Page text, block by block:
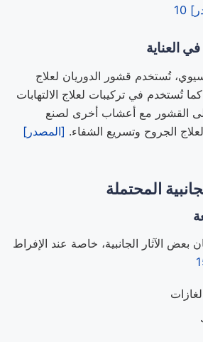
10
العناية
تُستخدم قشور الدوريان لعلاج
تُستخدم في تركيبات لعلاج الالتهابات
القشور مع أعشاب أخرى لصنع
الجروح وتسريع الشفاء. [المصدر]
المحتملة
بعض الآثار الجانبية، خاصة عند الإفراط